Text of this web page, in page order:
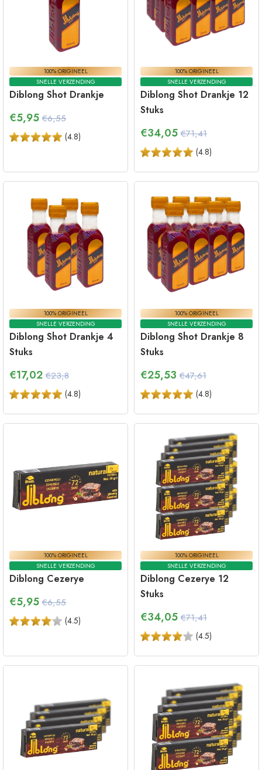
100% ORIGINEEL
SNELLE VERZENDING
Diblong Shot Drankje
€5,95 €6,55
(4.8)
100% ORIGINEEL
SNELLE VERZENDING
Diblong Shot Drankje 12
Stuks
€34,05 €71,41
(4.8)
100% ORIGINEEL
SNELLE VERZENDING
Diblong Shot Drankje 4
Stuks
€17,02 €23,8
(4.8)
100% ORIGINEEL
SNELLE VERZENDING
Diblong Shot Drankje 8
Stuks
€25,53 €47,61
(4.8)
100% ORIGINEEL
SNELLE VERZENDING
Diblong Cezerye
€5,95 €6,55
(4.5)
100% ORIGINEEL
SNELLE VERZENDING
Diblong Cezerye 12
Stuks
€34,05 €71,41
(4.5)